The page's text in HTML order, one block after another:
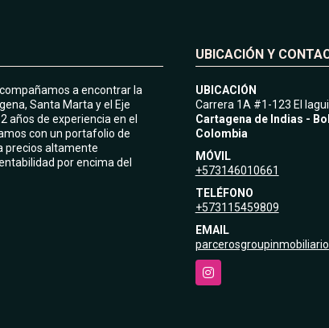
a encontrar la
Santa Marta y el Eje
años de experiencia en el
con un portafolio de
precios altamente
por encima del
UBICACIÓN Y
UBICACIÓN
Carrera 1A #1-123 El
Cartagena de Indias -
Colombia
MÓVIL
+573146010661
TELÉFONO
+573115459809
EMAIL
Instagram